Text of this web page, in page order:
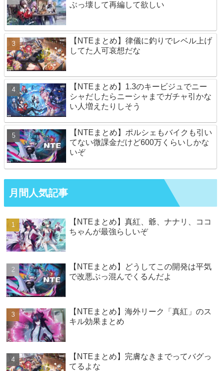
ぶっ壊して再編して欲しい
【NTEまとめ】律儀に釣りでレベル上げ
してた人可哀想だな
【NTEまとめ】1.3のキービジュでニー
シャだしたらニーシャまでガチャ引かな
い人増えたりしそう
【NTEまとめ】ポルシェもバイクも引い
てない微課金だけど600万くらいしかな
いぞ
月間人気記事
【NTEまとめ】真紅、爺、ナナリ、ココ
ちゃんが最強らしいぞ
【NTEまとめ】どうしてこの開発は平気
で改悪ぶっ混んでくるんだよ
【NTEまとめ】海外リーク「真紅」のス
キル効果まとめ
【NTEまとめ】完膚なきまでってバグっ
てるよな